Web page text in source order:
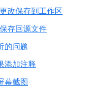
改保存到工作区
存回源文件
的问题
添加注释
幕截图